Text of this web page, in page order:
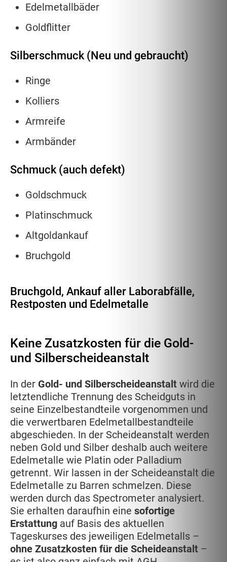
Edelmetallbäder
Goldflitter
Silberschmuck (Neu und gebraucht)
Ringe
Kolliers
Armreife
Armbänder
Schmuck (auch defekt)
Goldschmuck
Platinschmuck
Altgoldankauf
Bruchgold
Bruchgold, Ankauf aller Laborabfälle,
Restposten und Edelmetalle
Keine Zusatzkosten für die Gold-
und Silberscheideanstalt
In der Gold- und Silberscheideanstalt wird die
letztendliche Trennung des Scheidguts in
seine Einzelbestandteile vorgenommen und
die verwertbaren Edelmetallbestandteile
abgeschieden. In der Scheideanstalt werden
neben Gold und Silber deshalb auch weitere
Edelmetalle wie Platin oder Palladium
getrennt. Wir lassen in der Scheideanstalt die
Edelmetalle zu Barren schmelzen. Diese
werden durch das Spectrometer analysiert.
Sie erhalten daraufhin eine sofortige
Erstattung auf Basis des aktuellen
Tageskurses des jeweiligen Edelmetalls –
ohne Zusatzkosten für die Scheideanstalt –